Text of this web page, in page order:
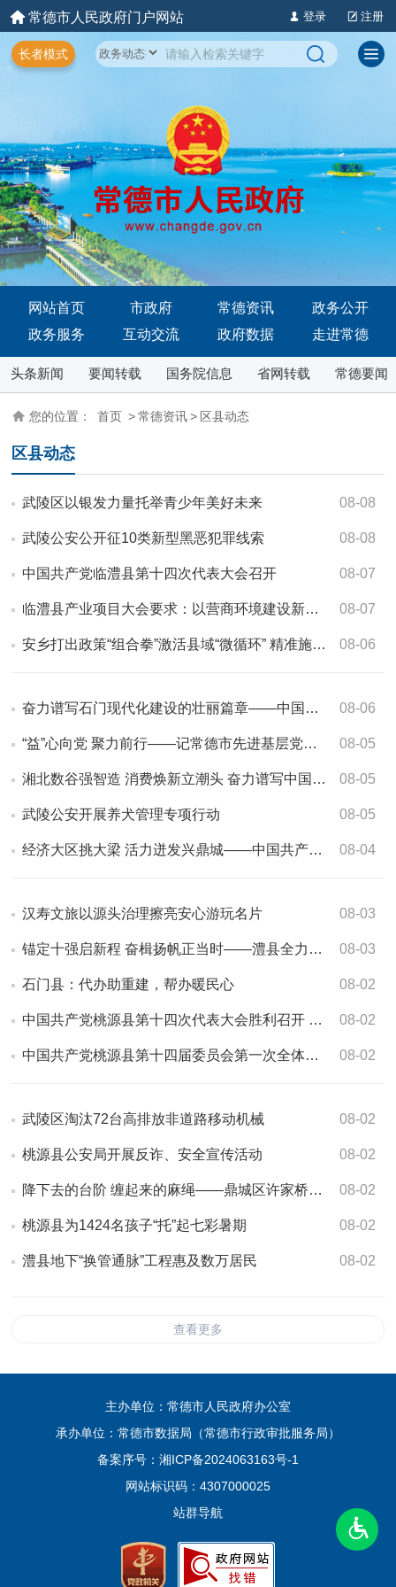
常德市人民政府门户网站 登录 注册
长者模式
网站首页 市政府 常德资讯
政务公开
政务服务
互动交流 政府数据 走进常德
头条新闻 要闻转载 国务院信息 省网转载 常德要闻
您的位置： 首页 > 常德资讯 > 区县动态
区县动态
08-08
武陵区以银发力量托举青少年美好未来
08-08
武陵公安公开征10类新型黑恶犯罪线索
08-07
中国共产党临澧县第十四次代表大会召开
08-07
临澧县产业项目大会要求：以营商环境建设新成效赋能高质量发展
08-06
安乡打出政策“组合拳”激活县域“微循环” 精准施策扩内需
08-06
奋力谱写石门现代化建设的壮丽篇章——中国共产党石门县第十四次代表大会…
08-05
“益”心向党 聚力前行——记常德市先进基层党组织临澧县红云公益事业发…
08-05
湘北数谷强智造 消费焕新立潮头 奋力谱写中国式现代化武陵新篇章——中国…
08-05
武陵公安开展养犬管理专项行动
08-04
经济大区挑大梁 活力迸发兴鼎城——中国共产党常德市鼎城区第十四次代表…
08-03
汉寿文旅以源头治理擦亮安心游玩名片
08-03
锚定十强启新程 奋楫扬帆正当时——澧县全力谱写中国式现代化县域实践新…
08-02
石门县：代办助重建，帮办暖民心
08-02
中国共产党桃源县第十四次代表大会胜利召开 奋力谱写“五个现代强县”建…
08-02
中国共产党桃源县第十四届委员会第一次全体会议举行
08-02
武陵区淘汰72台高排放非道路移动机械
08-02
桃源县公安局开展反诈、安全宣传活动
08-02
降下去的台阶 缠起来的麻绳——鼎城区许家桥回族维吾尔族乡助残服务见闻
08-02
桃源县为1424名孩子“托”起七彩暑期
08-02
澧县地下“换管通脉”工程惠及数万居民
查看更多
主办单位：常德市人民政府办公室
承办单位：常德市数据局（常德市行政审批服务局）
备案序号： 湘ICP备2024063163号-1
网站标识码：4307000025
站群导航